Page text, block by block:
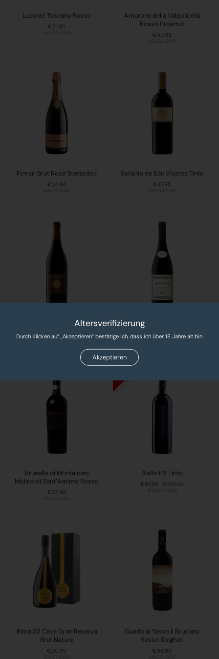
Lucente Toscana Rosso
Preis:
€31,95
Stückpreis:
€42,60 EUR/l
Amarone della Valpolicella
Rosso Proemio
Preis:
€49,95
Stückpreis:
€66,60 EUR/l
Ferrari Brut Rosé Trentodoc
Preis:
€33,95
Stückpreis:
€45,27 EUR/l
Señorío de San Vicente Tinto
Preis:
€47,95
Stückpreis:
€63,93 EUR/l
Victorino Tinto
Preis:
€46,95
Stückpreis:
€62,60 EUR/l
Cuentaviñas Tinto Garnacha
Preis:
€46,95
Stückpreis:
€62,60 EUR/l
Brunello di Montalcino
Molino di Sant’Antimo Rosso
Preis:
€38,95
Stückpreis:
€51,93 EUR/l
11%
Aalto PS Tinto
Sale-Preis:
€97,95 Regulärer Preis:
€109,95
Stückpreis:
€130,60 EUR/l
Rima 32 Cava Gran Reserva
Brut Nature
Preis:
€30,95
Stückpreis:
€41,27 EUR/l
Guado al Tasso Il Bruciato
Rosso Bolgheri
Preis:
€36,95
Stückpreis:
€49,27 EUR/l
Altersverifizierung
Durch Klicken auf „Akzeptieren“ bestätige ich, dass ich über 18 Jahre alt bin.
Akzeptieren